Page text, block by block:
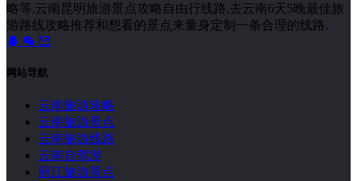
略等,云南昆明旅游景点攻略自由行线路,去云南6天5晚最佳旅
游路线攻略推荐和想看的景点来量身定制一条合理的线路.
网站导航
云南旅游攻略
云南旅游景点
云南旅游线路
云南自驾游
丽江旅游景点